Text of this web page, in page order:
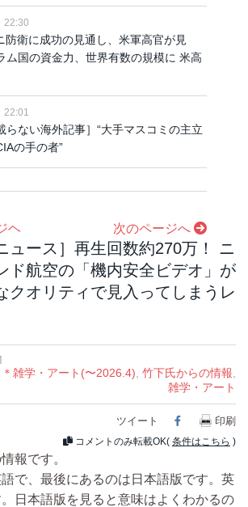
22:30
防衛に成功の見通し、米軍高官が見
国の資金力、世界有数の規模に 米高
22:01
らない海外記事］“大手マスコミの主立
の手の者”
ヘ 次のページへ
ュース］再生回数約270万！ ニ
ド航空の「機内安全ビデオ」が
クオリティで見入ってしまうレ
＊雑学・アート(〜2026.4) 竹下氏からの情報
雑学・アート
ツイート Facebook
印刷
コメントのみ転載OK( 条件はこちら )
報です。
で、最後にあるのは日本語版です。英
日本語版を見ると意味はよくわかるの